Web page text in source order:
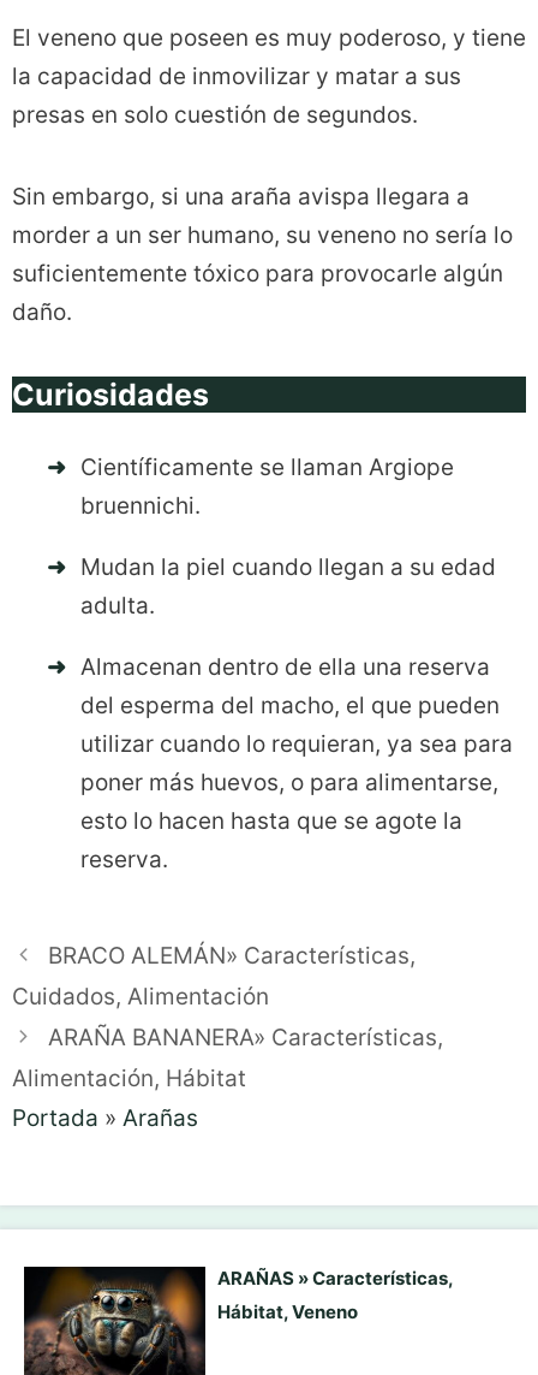
El veneno que poseen es muy poderoso, y tiene
la capacidad de inmovilizar y matar a sus
presas en solo cuestión de segundos.
Sin embargo, si una araña avispa llegara a
morder a un ser humano, su veneno no sería lo
suficientemente tóxico para provocarle algún
daño.
Curiosidades
Científicamente se llaman Argiope
bruennichi.
Mudan la piel cuando llegan a su edad
adulta.
Almacenan dentro de ella una reserva
del esperma del macho, el que pueden
utilizar cuando lo requieran, ya sea para
poner más huevos, o para alimentarse,
esto lo hacen hasta que se agote la
reserva.
BRACO ALEMÁN» Características,
Cuidados, Alimentación
ARAÑA BANANERA» Características,
Alimentación, Hábitat
Portada » Arañas
ARAÑAS » Características,
Hábitat, Veneno